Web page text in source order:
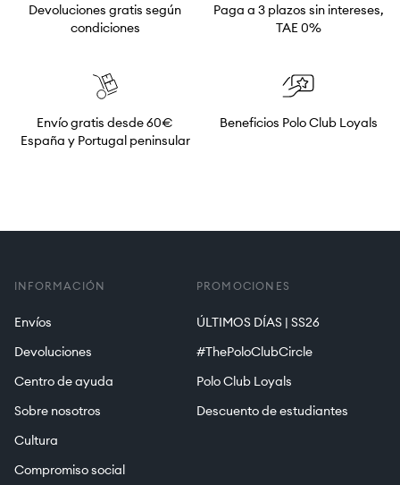
Devoluciones gratis según
condiciones
Paga a 3 plazos sin intereses,
TAE 0%
Envío gratis desde 60€
España y Portugal peninsular
Beneficios Polo Club Loyals
INFORMACIÓN
Envíos
Devoluciones
Centro de ayuda
Sobre nosotros
Cultura
Compromiso social
PROMOCIONES
ÚLTIMOS DÍAS | SS26
#ThePoloClubCircle
Polo Club Loyals
Descuento de estudiantes